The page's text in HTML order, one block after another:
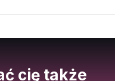
cię także